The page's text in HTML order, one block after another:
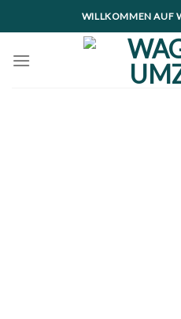
to
WILLKOMMEN AUF